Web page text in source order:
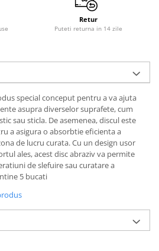
Retur
Puteti returna in 14 zile
special conceput pentru a va ajuta
asupra diverselor suprafete, cum
sau sticla. De asemenea, discul este
a asigura o absorbtie eficienta a
de lucru curata. Cu un design usor
ales, acest disc abraziv va permite
de slefuire sau curatare a
5 bucati